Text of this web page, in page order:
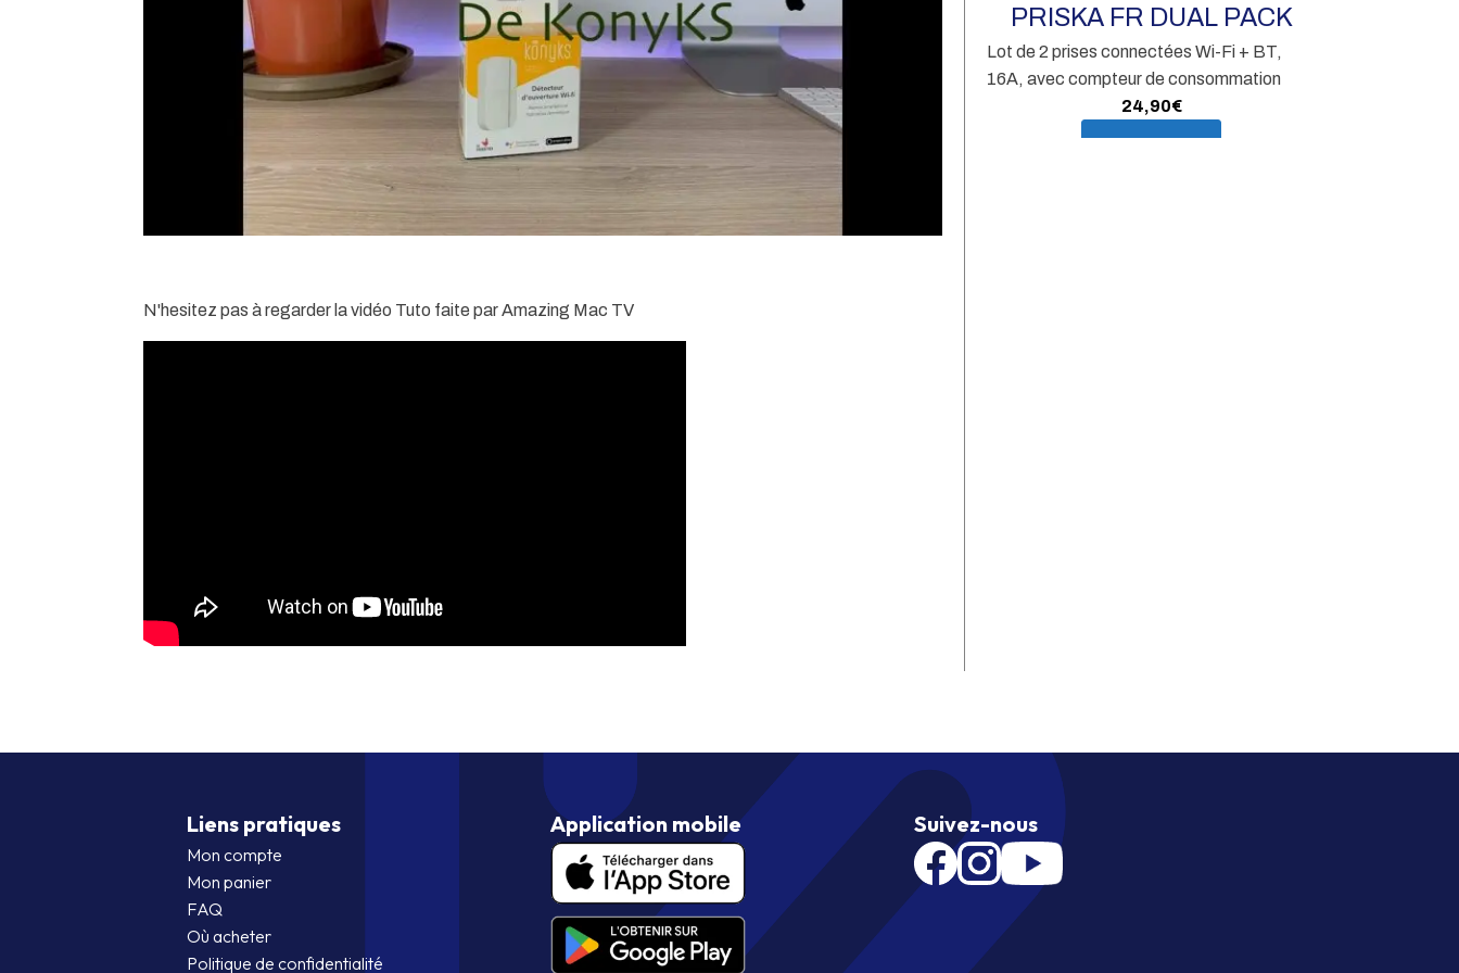
N'hesitez pas à regarder la vidéo Tuto faite par Amazing Mac TV
PRISKA FR DUAL PACK
Lot de 2 prises connectées Wi-Fi + BT,
16A, avec compteur de consommation
24,90€
Liens pratiques
Mon compte
Mon panier
FAQ
Où acheter
Politique de confidentialité
Application mobile Suivez-nous